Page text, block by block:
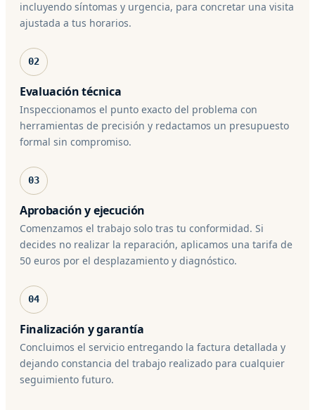
incluyendo síntomas y urgencia, para concretar una visita
ajustada a tus horarios.
02
Evaluación técnica
Inspeccionamos el punto exacto del problema con
herramientas de precisión y redactamos un presupuesto
formal sin compromiso.
03
Aprobación y ejecución
Comenzamos el trabajo solo tras tu conformidad. Si
decides no realizar la reparación, aplicamos una tarifa de
50 euros por el desplazamiento y diagnóstico.
04
Finalización y garantía
Concluimos el servicio entregando la factura detallada y
dejando constancia del trabajo realizado para cualquier
seguimiento futuro.